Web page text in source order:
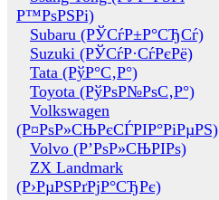
Р™РѕРЅРі)
Subaru (РЎСѓР±Р°СЂСѓ)
Suzuki (РЎСѓР·СѓРєРё)
Tata (РўР°С‚Р°)
Toyota (РўРѕР№РѕС‚Р°)
Volkswagen
(Р¤РѕР»СЊРєСЃРІР°РіРµРЅ)
Volvo (Р’РѕР»СЊРІРѕ)
ZX Landmark
(Р›РµРЅРґРјР°СЂРє)